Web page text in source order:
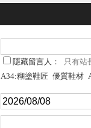
隱藏留言人： 只有站
A34:糊塗鞋匠 優質鞋材